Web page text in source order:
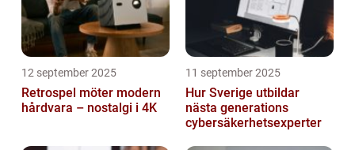
12 september 2025
Retrospel möter modern
hårdvara – nostalgi i 4K
11 september 2025
Hur Sverige utbildar
nästa generations
cybersäkerhetsexperter